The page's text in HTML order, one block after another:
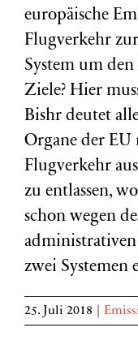
europäische
Flugverkehr
System um
Ziele? Hier
Bishr deutet
Organe der EU
Flugverkehr
zu entlassen,
schon wegen
zwei Systemen
25. Juli 2018